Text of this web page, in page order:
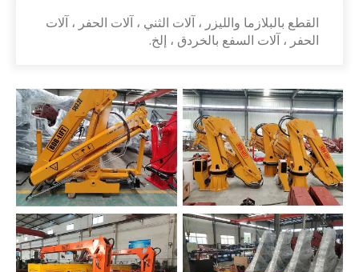
القطع بالبلازما والليزر ، آلات الثني ، آلات الحفر ، آلات
الحفر ، آلات السفع بالخردق ، إلخ.